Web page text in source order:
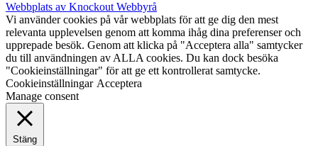
Webbplats av Knockout Webbyrå
Vi använder cookies på vår webbplats för att ge dig den mest
relevanta upplevelsen genom att komma ihåg dina preferenser och
upprepade besök. Genom att klicka på "Acceptera alla" samtycker
du till användningen av ALLA cookies. Du kan dock besöka
"Cookieinställningar" för att ge ett kontrollerat samtycke.
Cookieinställningar Acceptera
Manage consent
Stäng